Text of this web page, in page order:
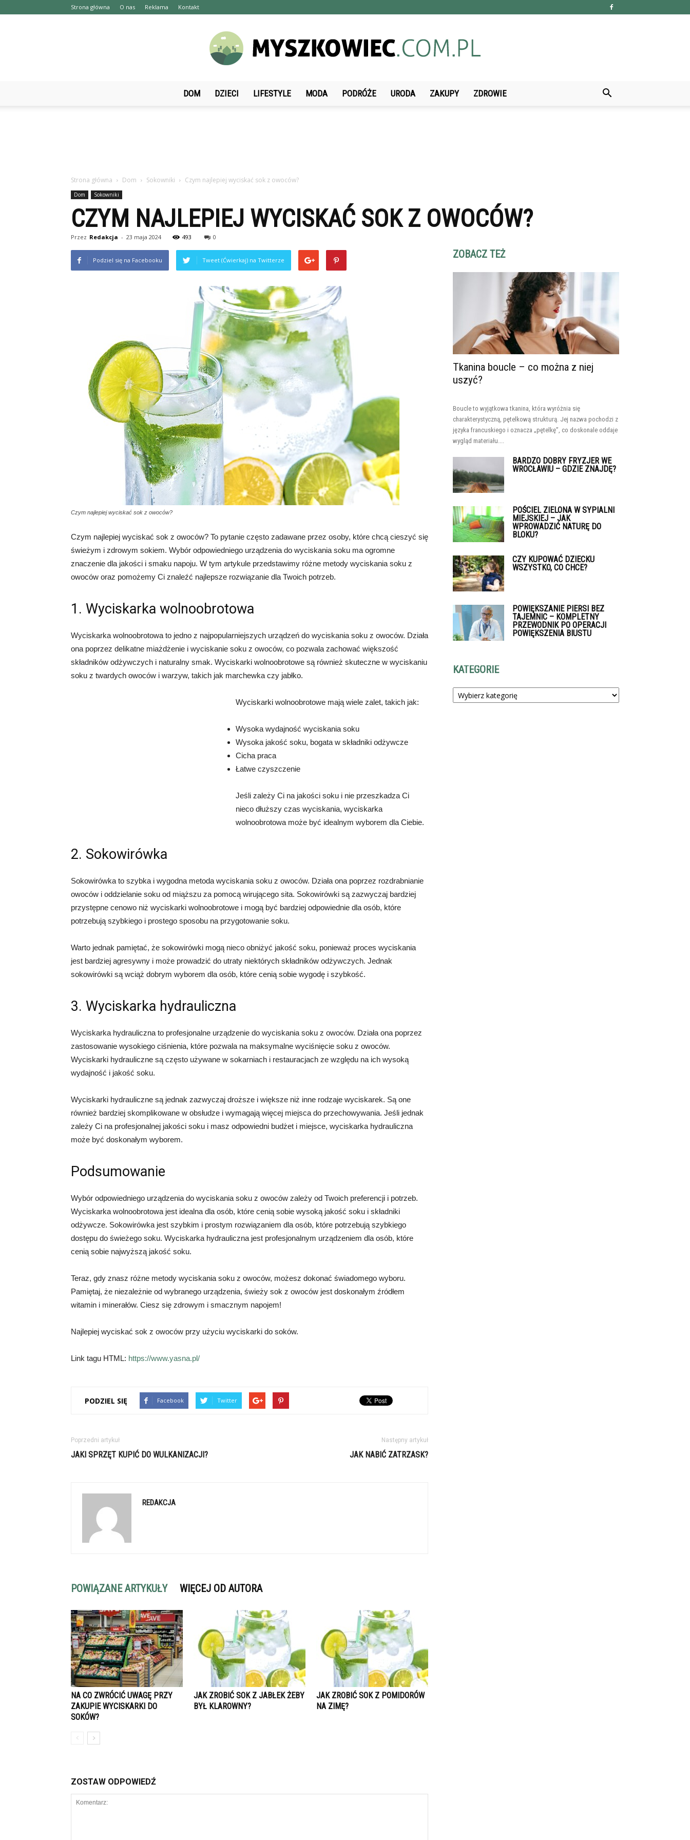
Strona główna O nas Reklama Kontakt
Myszkowiec.com.pl
DOM DZIECI LIFESTYLE MODA PODRÓŻE URODA ZAKUPY ZDROWIE
Strona główna Dom Sokowniki Czym najlepiej wyciskać sok z owoców?
Dom Sokowniki
CZYM NAJLEPIEJ WYCISKAĆ SOK Z OWOCÓW?
Przez Redakcja - 23 maja 2024 493 0
Podziel się na Facebooku Tweet (Ćwierkaj) na Twitterze
Czym najlepiej wyciskać sok z owoców?
Czym najlepiej wyciskać sok z owoców? To pytanie często zadawane przez osoby, które chcą cieszyć się
świeżym i zdrowym sokiem. Wybór odpowiedniego urządzenia do wyciskania soku ma ogromne
znaczenie dla jakości i smaku napoju. W tym artykule przedstawimy różne metody wyciskania soku z
owoców oraz pomożemy Ci znaleźć najlepsze rozwiązanie dla Twoich potrzeb.
1. Wyciskarka wolnoobrotowa
Wyciskarka wolnoobrotowa to jedno z najpopularniejszych urządzeń do wyciskania soku z owoców. Działa
ona poprzez delikatne miażdżenie i wyciskanie soku z owoców, co pozwala zachować większość
składników odżywczych i naturalny smak. Wyciskarki wolnoobrotowe są również skuteczne w wyciskaniu
soku z twardych owoców i warzyw, takich jak marchewka czy jabłko.
Wyciskarki wolnoobrotowe mają wiele zalet, takich jak:
Wysoka wydajność wyciskania soku
Wysoka jakość soku, bogata w składniki odżywcze
Cicha praca
Łatwe czyszczenie
Jeśli zależy Ci na jakości soku i nie przeszkadza Ci
nieco dłuższy czas wyciskania, wyciskarka
wolnoobrotowa może być idealnym wyborem dla Ciebie.
2. Sokowirówka
Sokowirówka to szybka i wygodna metoda wyciskania soku z owoców. Działa ona poprzez rozdrabnianie
owoców i oddzielanie soku od miąższu za pomocą wirującego sita. Sokowirówki są zazwyczaj bardziej
przystępne cenowo niż wyciskarki wolnoobrotowe i mogą być bardziej odpowiednie dla osób, które
potrzebują szybkiego i prostego sposobu na przygotowanie soku.
Warto jednak pamiętać, że sokowirówki mogą nieco obniżyć jakość soku, ponieważ proces wyciskania
jest bardziej agresywny i może prowadzić do utraty niektórych składników odżywczych. Jednak
sokowirówki są wciąż dobrym wyborem dla osób, które cenią sobie wygodę i szybkość.
3. Wyciskarka hydrauliczna
Wyciskarka hydrauliczna to profesjonalne urządzenie do wyciskania soku z owoców. Działa ona poprzez
zastosowanie wysokiego ciśnienia, które pozwala na maksymalne wyciśnięcie soku z owoców.
Wyciskarki hydrauliczne są często używane w sokarniach i restauracjach ze względu na ich wysoką
wydajność i jakość soku.
Wyciskarki hydrauliczne są jednak zazwyczaj droższe i większe niż inne rodzaje wyciskarek. Są one
również bardziej skomplikowane w obsłudze i wymagają więcej miejsca do przechowywania. Jeśli jednak
zależy Ci na profesjonalnej jakości soku i masz odpowiedni budżet i miejsce, wyciskarka hydrauliczna
może być doskonałym wyborem.
Podsumowanie
Wybór odpowiedniego urządzenia do wyciskania soku z owoców zależy od Twoich preferencji i potrzeb.
Wyciskarka wolnoobrotowa jest idealna dla osób, które cenią sobie wysoką jakość soku i składniki
odżywcze. Sokowirówka jest szybkim i prostym rozwiązaniem dla osób, które potrzebują szybkiego
dostępu do świeżego soku. Wyciskarka hydrauliczna jest profesjonalnym urządzeniem dla osób, które
cenią sobie najwyższą jakość soku.
Teraz, gdy znasz różne metody wyciskania soku z owoców, możesz dokonać świadomego wyboru.
Pamiętaj, że niezależnie od wybranego urządzenia, świeży sok z owoców jest doskonałym źródłem
witamin i minerałów. Ciesz się zdrowym i smacznym napojem!
Najlepiej wyciskać sok z owoców przy użyciu wyciskarki do soków.
Link tagu HTML: https://www.yasna.pl/
PODZIEL SIĘ Facebook Twitter
Poprzedni artykuł
JAKI SPRZĘT KUPIĆ DO WULKANIZACJI?
Następny artykuł
JAK NABIĆ ZATRZASK?
REDAKCJA
POWIĄZANE ARTYKUŁY WIĘCEJ OD AUTORA
NA CO ZWRÓCIĆ UWAGĘ PRZY
ZAKUPIE WYCISKARKI DO
SOKÓW?
JAK ZROBIĆ SOK Z JABŁEK ŻEBY
BYŁ KLAROWNY?
JAK ZROBIĆ SOK Z POMIDORÓW
NA ZIMĘ?
ZOSTAW ODPOWIEDŹ
ZOBACZ TEŻ
Tkanina boucle – co można z niej
uszyć?
Boucle to wyjątkowa tkanina, która wyróżnia się
charakterystyczną, pętelkową strukturą. Jej nazwa pochodzi z
języka francuskiego i oznacza „pętelkę”, co doskonale oddaje
wygląd materiału....
BARDZO DOBRY FRYZJER WE
WROCŁAWIU – GDZIE ZNAJDĘ?
POŚCIEL ZIELONA W SYPIALNI
MIEJSKIEJ – JAK
WPROWADZIĆ NATURĘ DO
BLOKU?
CZY KUPOWAĆ DZIECKU
WSZYSTKO, CO CHCE?
POWIĘKSZANIE PIERSI BEZ
TAJEMNIC – KOMPLETNY
PRZEWODNIK PO OPERACJI
POWIĘKSZENIA BIUSTU
KATEGORIE
Kategorie